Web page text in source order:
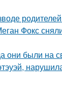
Фокс
они были на